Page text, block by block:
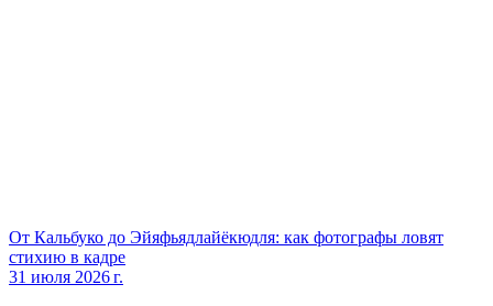
От Кальбуко до Эйяфьядлайёкюдля: как фотографы ловят
стихию в кадре
31 июля 2026 г.